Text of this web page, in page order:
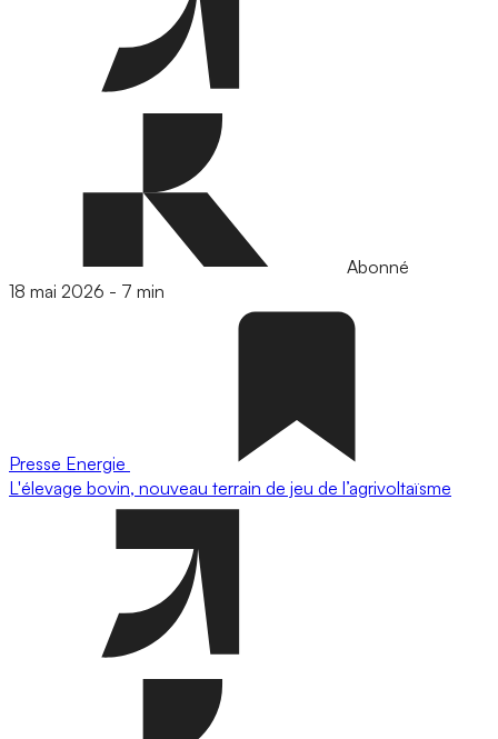
Abonné
18 mai 2026 - 7 min
Presse Energie
L'élevage bovin, nouveau terrain de jeu de l’agrivoltaïsme